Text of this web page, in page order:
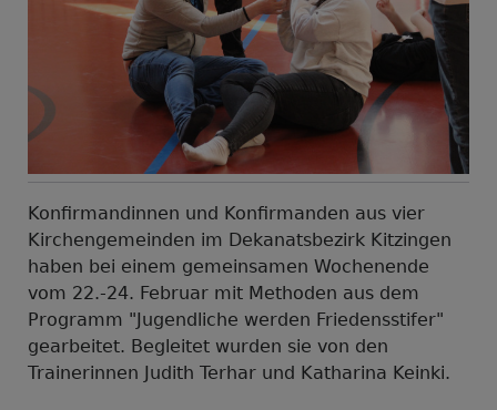
Konfirmandinnen und Konfirmanden aus vier
Kirchengemeinden im Dekanatsbezirk Kitzingen
haben bei einem gemeinsamen Wochenende
vom 22.-24. Februar mit Methoden aus dem
Programm "Jugendliche werden Friedensstifer"
gearbeitet. Begleitet wurden sie von den
Trainerinnen Judith Terhar und Katharina Keinki.